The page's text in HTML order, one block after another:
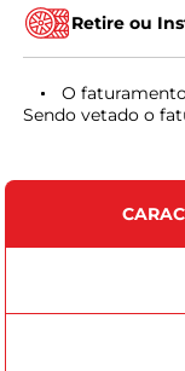
Retire ou
O
Sendo vetado o